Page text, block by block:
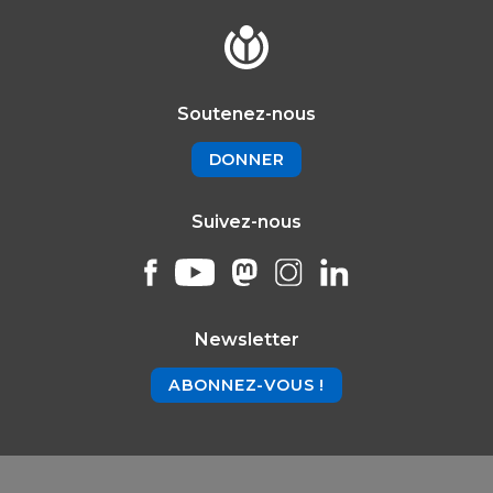
Soutenez-nous
DONNER
Suivez-nous
Newsletter
ABONNEZ-VOUS !